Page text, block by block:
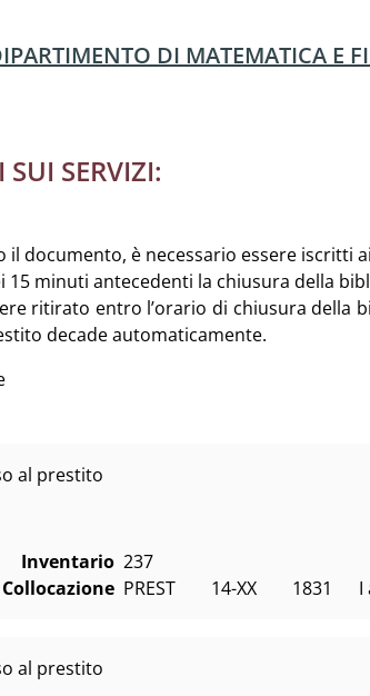
DI MATEMATICA E
SERVIZI:
documento, è necessario essere iscritti
15 minuti antecedenti la chiusura della
ritirato entro l’orario di chiusura della
decade automaticamente.
al prestito
Inventario 237
Collocazione PREST        14-XX        1831      I
al prestito